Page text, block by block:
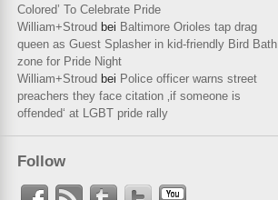
Colored’ To Celebrate Pride
William+Stroud bei Baltimore Orioles tap drag
queen as Guest Splasher in kid-friendly Bird Bath
zone for Pride Night
William+Stroud bei Police officer warns street
preachers they face citation ‚if someone is
offended‘ at LGBT pride rally
Follow